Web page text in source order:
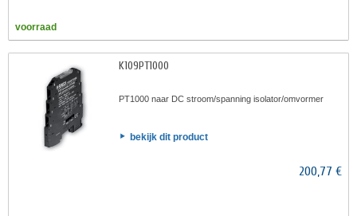
voorraad
K109PT1000
PT1000 naar DC stroom/spanning isolator/omvormer
bekijk dit product
200,77 €